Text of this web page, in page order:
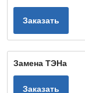
Заказать
Замена ТЭНа
Заказать